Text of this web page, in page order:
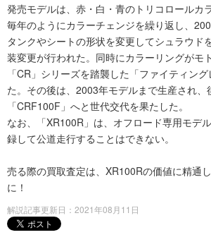
発売モデルは、赤・白・青のトリコロールカ
毎年のようにカラーチェンジを繰り返し、
タンクやシートの形状を変更してシュラウド
装変更が行われた。同時にカラーリングがモ
「CR」シリーズを踏襲した「ファイティン
た。その後は、2003年モデルまで生産され、
「CRF100F」へと世代交代を果たした。
なお、「XR100R」は、オフロード専用モデ
録して公道走行することはできない。
売る際の買取査定は、XR100Rの価値に精通
に！
解説記事更新日：2021年08月11日